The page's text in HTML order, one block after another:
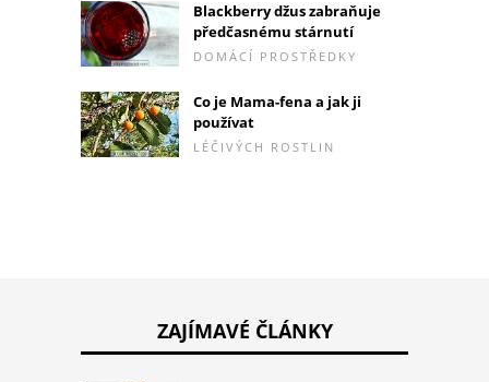
Blackberry džus zabraňuje
předčasnému stárnutí
DOMÁCÍ PROSTŘEDKY
Co je Mama-fena a jak ji
používat
LÉČIVÝCH ROSTLIN
ZAJÍMAVÉ ČLÁNKY